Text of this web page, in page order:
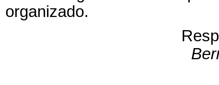
organizado.